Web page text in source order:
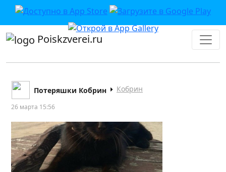
Poiskzverei.ru
Потеряшки Кобрин Кобрин
26 марта 15:56